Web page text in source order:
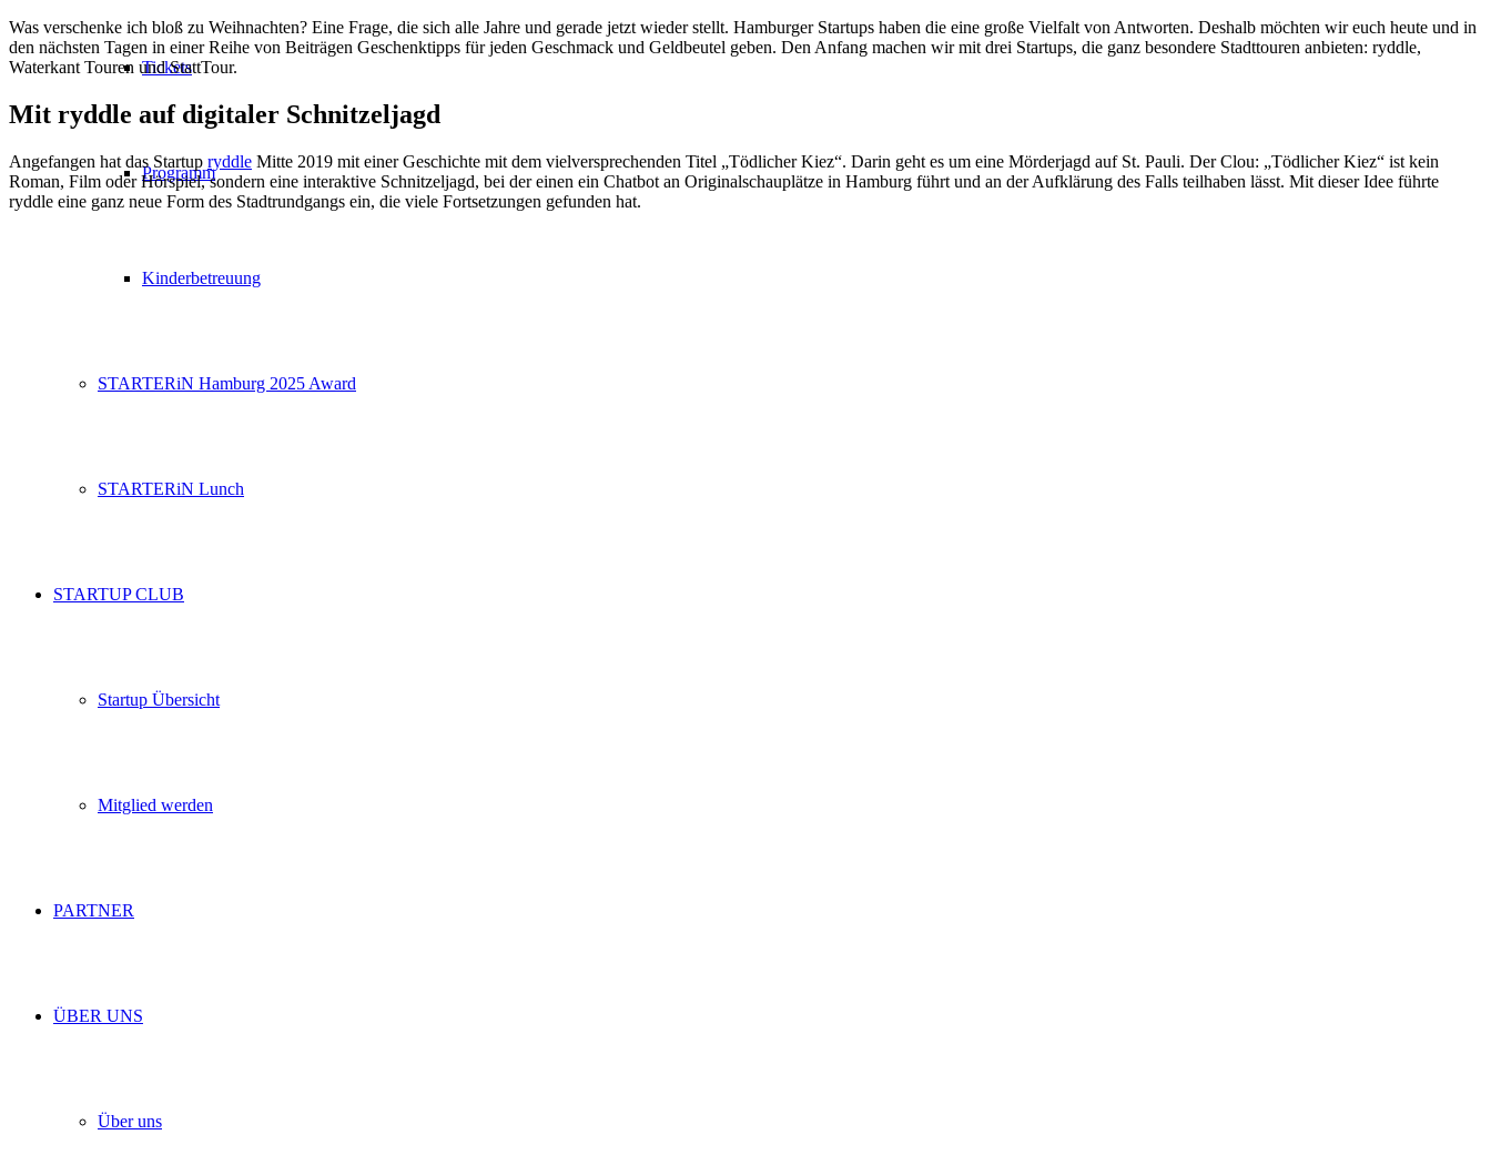
Tickets
Programm
Kinderbetreuung
STARTERiN Hamburg 2025 Award
STARTERiN Lunch
STARTUP CLUB
Startup Übersicht
Mitglied werden
PARTNER
ÜBER UNS
Über uns
Was verschenke ich bloß zu Weihnachten? Eine Frage, die sich alle Jahre und gerade jetzt wieder stellt. Hamburger Startups haben die eine große Vielfalt von Antworten. Deshalb möchten wir euch heute und in
den nächsten Tagen in einer Reihe von Beiträgen Geschenktipps für jeden Geschmack und Geldbeutel geben. Den Anfang machen wir mit drei Startups, die ganz besondere Stadttouren anbieten: ryddle,
Waterkant Touren und StattTour.
Mit ryddle auf digitaler Schnitzeljagd
Angefangen hat das Startup ryddle Mitte 2019 mit einer Geschichte mit dem vielversprechenden Titel „Tödlicher Kiez“. Darin geht es um eine Mörderjagd auf St. Pauli. Der Clou: „Tödlicher Kiez“ ist kein
Roman, Film oder Hörspiel, sondern eine interaktive Schnitzeljagd, bei der einen ein Chatbot an Originalschauplätze in Hamburg führt und an der Aufklärung des Falls teilhaben lässt. Mit dieser Idee führte
ryddle eine ganz neue Form des Stadtrundgangs ein, die viele Fortsetzungen gefunden hat.